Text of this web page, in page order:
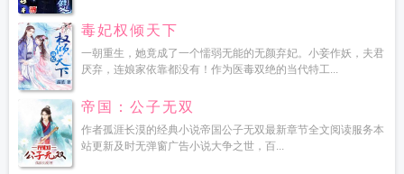
毒妃权倾天下
一朝重生，她竟成了一个懦弱无能的无颜弃妃。小妾作妖，夫君
厌弃，连娘家依靠都没有！作为医毒双绝的当代特工...
帝国：公子无双
作者孤涯长漠的经典小说帝国公子无双最新章节全文阅读服务本
站更新及时无弹窗广告小说大争之世，百...